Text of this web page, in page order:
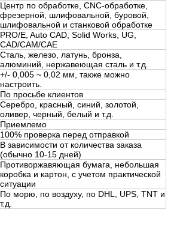
Центр по обработке, CNC-обработке,
фрезерной, шлифовальной, буровой,
шлифовальной и станковой обработке
PRO/E, Auto CAD, Solid Works, UG,
CAD/CAM/CAE
Сталь, железо, латунь, бронза,
алюминий, нержавеющая сталь и т.д.
+/- 0,005 ~ 0,02 мм, также можно
настроить.
По просьбе клиентов
Серебро, красный, синий, золотой,
оливер, черный, белый и т.д.
Приемлемо
100% проверка перед отправкой
В зависимости от количества заказа
(обычно 10-15 дней)
Противоржавяющая бумага, небольшая
коробка и картон, с учетом практической
ситуации
По морю, по воздуху, по DHL, UPS, TNT и
т.д.